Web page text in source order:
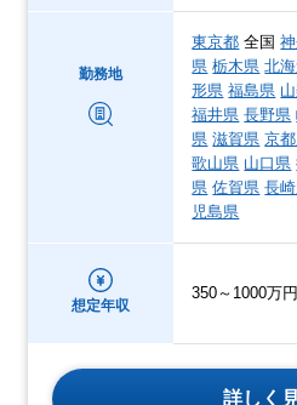
勤務地
東京都 全国
県 栃木県 北
形県 福島県
福井県 長野県
県 滋賀県 京
歌山県 山口県
県 佐賀県 長
児島県
想定年収
350～1000万円
詳しく